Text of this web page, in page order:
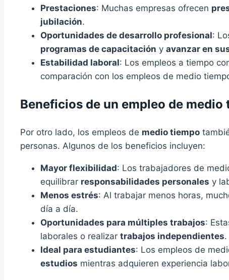
Prestaciones: Muchas empresas ofrecen
jubilación.
Oportunidades de desarrollo profesional:
programas de capacitación y avanzar en
Estabilidad laboral: Los empleos a tiempo
comparación con los empleos de medio
Beneficios de un empleo de medio
Por otro lado, los empleos de medio tiempo
personas. Algunos de los beneficios incluyen:
Mayor flexibilidad: Los trabajadores de
equilibrar responsabilidades personales y
Menos estrés: Al trabajar menos horas,
día a día.
Oportunidades para múltiples trabajos:
laborales o realizar trabajos independientes.
Ideal para estudiantes: Los empleos de
estudios mientras adquieren experiencia